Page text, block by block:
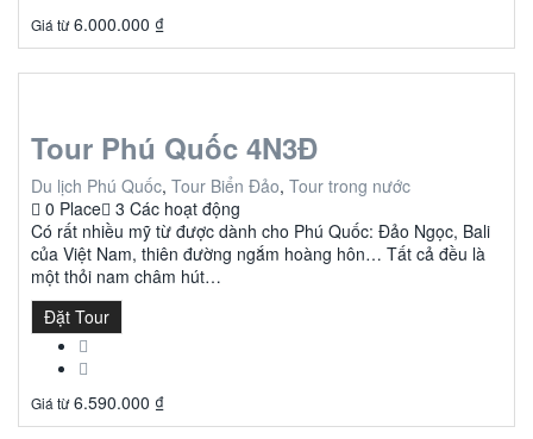
Giá từ 6.000.000 ₫
Tour Phú Quốc 4N3Đ
Du lịch Phú Quốc, Tour Biển Đảo, Tour trong nước
0 Place 3 Các hoạt động
Có rất nhiều mỹ từ được dành cho Phú Quốc: Đảo Ngọc, Bali
của Việt Nam, thiên đường ngắm hoàng hôn… Tất cả đều là
một thỏi nam châm hút…
Đặt Tour
Giá từ 6.590.000 ₫